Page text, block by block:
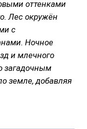
оттенками
Лес окружён
с
Ночное
и млечного
загадочным
земле, добавляя